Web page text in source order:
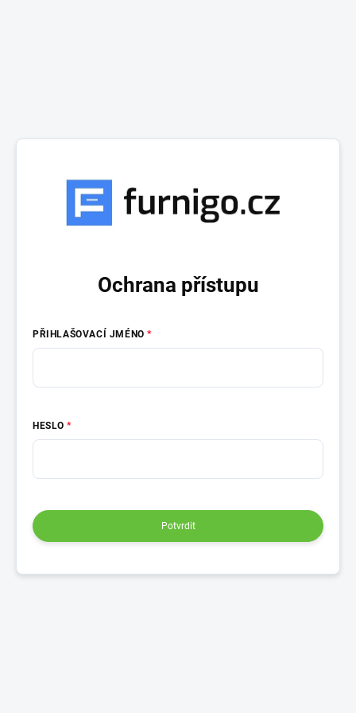
Ochrana přístupu
PŘIHLAŠOVACÍ JMÉNO
HESLO
Potvrdit